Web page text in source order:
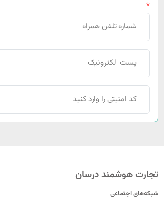
*
تجارت هوشمند درسان
شبکه‌های اجتماعی